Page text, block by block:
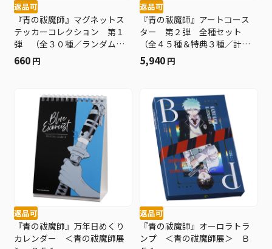
返品可
『青の祓魔師』マグネットス
テッカーコレクション 第１
弾 （全３０種／ランダム２
種入り） ＜青の祓魔師展
＞ ＢＥ１
660 円
返品可
『青の祓魔師』アートコース
ター 第２弾 全種セット
（全４５種＆特典３種／計４
８種入り） ＜青の祓魔師展
＞ ＢＥ１
5,940 円
返品可
『青の祓魔師』万年日めくり
カレンダー ＜青の祓魔師展
返品可
『青の祓魔師』オーロラトラ
ンプ ＜青の祓魔師展＞ Ｂ